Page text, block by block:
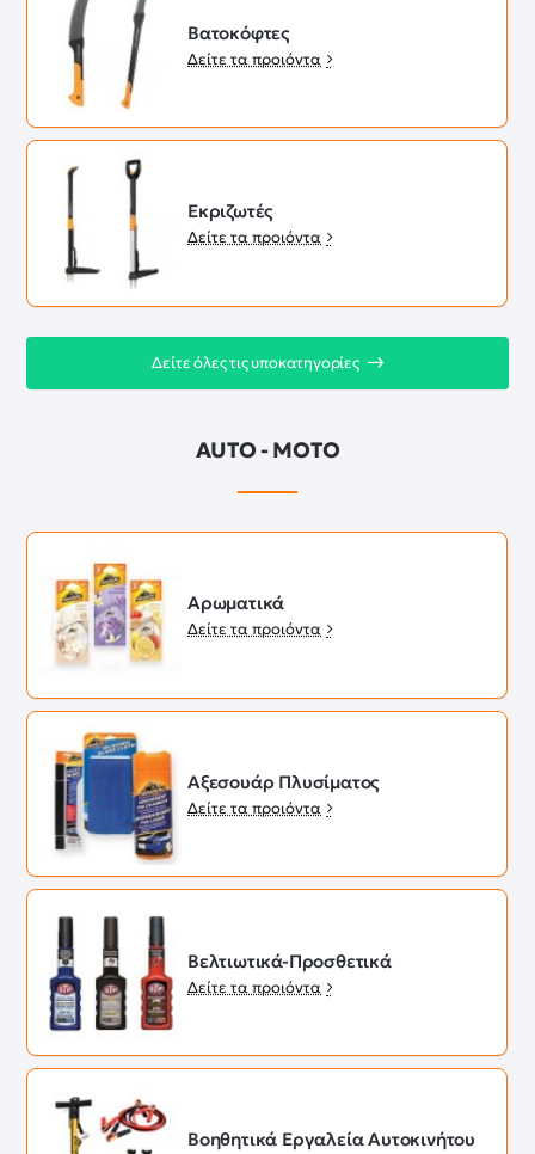
Βατοκόφτες
Δείτε τα προιόντα
Εκριζωτές
Δείτε τα προιόντα
Δείτε όλες τις υποκατηγορίες
AUTO - MOTO
Aρωματικά
Δείτε τα προιόντα
Αξεσουάρ Πλυσίματος
Δείτε τα προιόντα
Βελτιωτικά-Προσθετικά
Δείτε τα προιόντα
Βοηθητικά Εργαλεία Αυτοκινήτου